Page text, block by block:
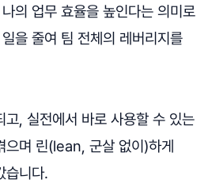
의 업무 효율을 높인다는 의미로
을 줄여 팀 전체의 레버리지를
, 실전에서 바로 사용할 수 있는
으며 린(lean, 군살 없이)하게
습니다.